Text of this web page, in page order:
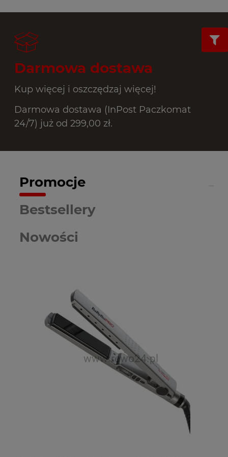
Darmowa dostawa
Kup więcej i oszczędzaj więcej!
Darmowa dostawa (InPost Paczkomat
24/7) już od 299,00 zł.
Promocje
Nowości
Bestsellery